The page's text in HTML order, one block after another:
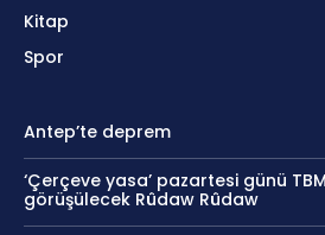
Kitap
Spor
Antep’te deprem
‘Çerçeve yasa’ pazartesi günü
görüşülecek Rûdaw Rûdaw